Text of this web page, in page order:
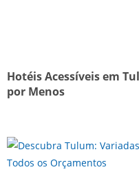
Hotéis Acessíveis em
por Menos